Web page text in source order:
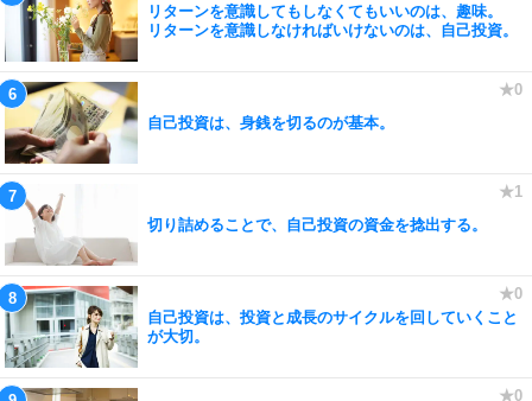
リターンを意識してもしなくてもいいのは、趣味。
リターンを意識しなければいけないのは、自己投資。
自己投資は、身銭を切るのが基本。
切り詰めることで、自己投資の資金を捻出する。
自己投資は、投資と成長のサイクルを回していくこと
が大切。